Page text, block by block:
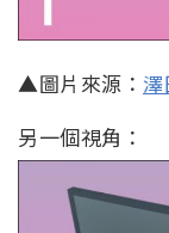
▲圖片來源：
另一個視角：